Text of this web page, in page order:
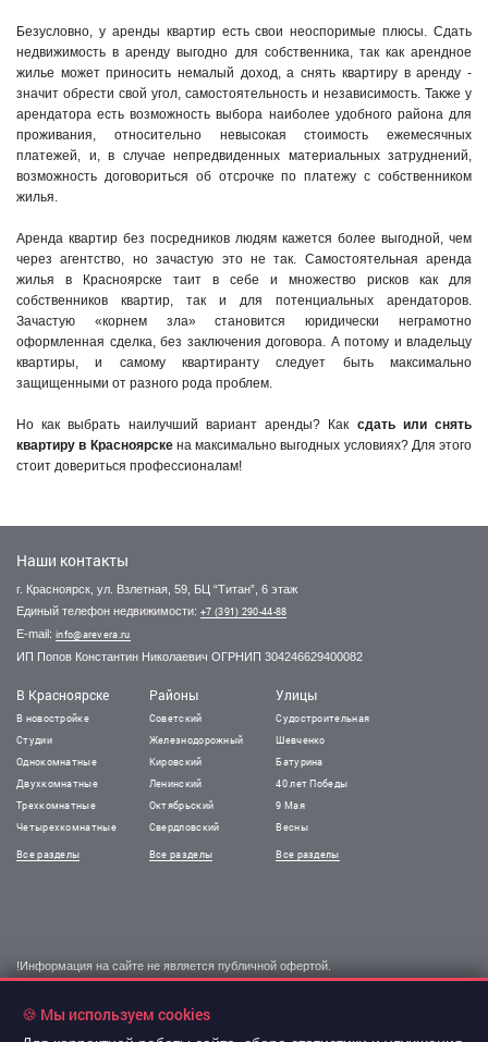
Безусловно, у аренды квартир есть свои неоспоримые плюсы. Сдать
недвижимость в аренду выгодно для собственника, так как арендное
жилье может приносить немалый доход, а снять квартиру в аренду -
значит обрести свой угол, самостоятельность и независимость. Также у
арендатора есть возможность выбора наиболее удобного района для
проживания, относительно невысокая стоимость ежемесячных
платежей, и, в случае непредвиденных материальных затруднений,
возможность договориться об отсрочке по платежу с собственником
жилья.
Аренда квартир без посредников людям кажется более выгодной, чем
через агентство, но зачастую это не так. Самостоятельная аренда
жилья в Красноярске таит в себе и множество рисков как для
собственников квартир, так и для потенциальных арендаторов.
Зачастую «корнем зла» становится юридически неграмотно
оформленная сделка, без заключения договора. А потому и владельцу
квартиры, и самому квартиранту следует быть максимально
защищенными от разного рода проблем.
Но как выбрать наилучший вариант аренды? Как сдать или снять
квартиру в Красноярскена максимально выгодных условиях? Для этого
стоит довериться профессионалам!
Наши контакты
г. Красноярск, ул. Взлетная, 59, БЦ “Титан”, 6 этаж
Единый телефон недвижимости: +7 (391) 290-44-88
E-mail: info@arevera.ru
ИП Попов Константин Николаевич ОГРНИП 304246629400082
В Красноярске
В новостройке
Студии
Однокомнатные
Двухкомнатные
Трехкомнатные
Четырехкомнатные
Все разделы
Районы
Советский
Железнодорожный
Кировский
Ленинский
Октябрьский
Свердловский
Все разделы
Улицы
Судостроительная
Шевченко
Батурина
40 лет Победы
9 Мая
Весны
Все разделы
!Информация на сайте не является публичной офертой.
Все права защищены. При использовании
материалов сайта обязательна гиперссылка.
🍪 Мы используем cookies